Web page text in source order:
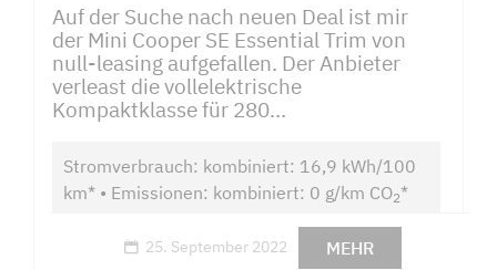
Auf der Suche nach neuen Deal ist mir
der Mini Cooper SE Essential Trim von
null-leasing aufgefallen. Der Anbieter
verleast die vollelektrische
Kompaktklasse für 280...
Stromverbrauch: kombiniert: 16,9 kWh/100
km* • Emissionen: kombiniert: 0 g/km CO2*
25. September 2022 MEHR